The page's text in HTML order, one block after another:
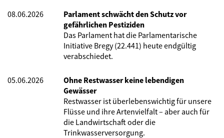
08.06.2026
Parlament schwächt den Schutz vor
gefährlichen Pestiziden
Das Parlament hat die Parlamentarische
Initiative Bregy (22.441) heute endgültig
verabschiedet.
05.06.2026
Ohne Restwasser keine lebendigen
Gewässer
Restwasser ist überlebenswichtig für unsere
Flüsse und ihre Artenvielfalt – aber auch für
die Landwirtschaft oder die
Trinkwasserversorgung.